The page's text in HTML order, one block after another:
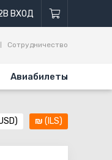
ВХОД
Авиабилеты
Сотрудничество
₪ (ILS)